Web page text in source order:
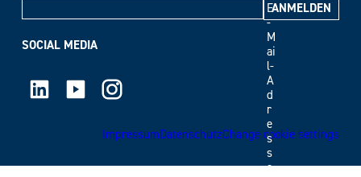
E
-
M
ai
l-
A
d
r
e
s
s
e
SOCIAL MEDIA
LinkedIn Youtube Instagram
ImpressumDatenschutzChange cookie settings